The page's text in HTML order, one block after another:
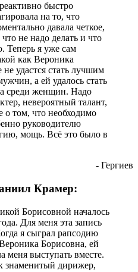
быстро
на то, что
давала четкое,
не надо делать и что
Теперь я уже сам
как Вероника
удастся стать лучшим
а ей удалось стать
среди женщин. Надо
невероятный талант,
о том, что необходимо
руководителю
мощь. Всё это было в
- Гергиев
Крамер:
Борисовной началось
Для меня эта запись
я сыграл рапсодию
Борисовна, ей
меня выступать вместе.
знаменитый дирижер,